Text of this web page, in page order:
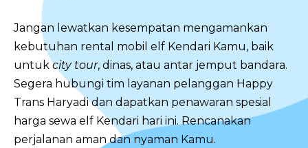
Jangan lewatkan kesempatan mengamankan
kebutuhan rental mobil elf Kendari Kamu, baik
untukcity tour, dinas, atau antar jemput bandara.
Segera hubungi tim layanan pelanggan Happy
Trans Haryadi dan dapatkan penawaran spesial
harga sewa elf Kendari hari ini. Rencanakan
perjalanan aman dan nyaman Kamu.